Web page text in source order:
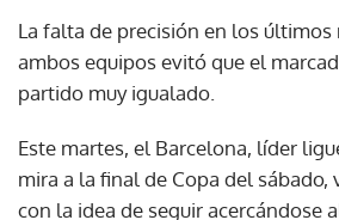
La falta de precisión en los
ambos equipos evitó que el
partido muy igualado.
Este martes, el Barcelona, líder
mira a la final de Copa del sábado,
con la idea de seguir acercándose